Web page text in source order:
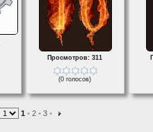
Просмотров: 311
(0 голосов)
1 • 2 • 3 •